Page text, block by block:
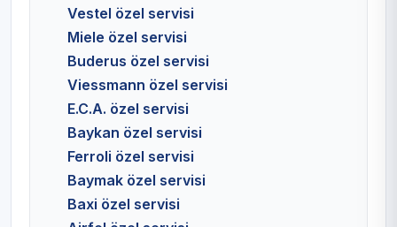
Vestel özel servisi
Miele özel servisi
Buderus özel servisi
Viessmann özel servisi
E.C.A. özel servisi
Baykan özel servisi
Ferroli özel servisi
Baymak özel servisi
Baxi özel servisi